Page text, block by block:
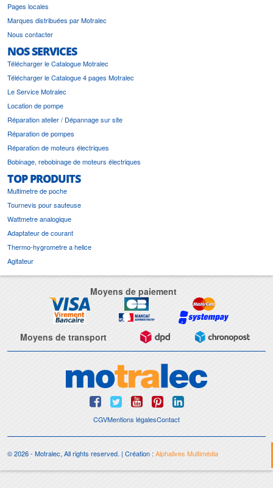
Pages locales
Marques distribuées par Motralec
Nous contacter
NOS SERVICES
Télécharger le Catalogue Motralec
Télécharger le Catalogue 4 pages Motralec
Le Service Motralec
Location de pompe
Réparation atelier / Dépannage sur site
Réparation de pompes
Réparation de moteurs électriques
Bobinage, rebobinage de moteurs électriques
TOP PRODUITS
Multimetre de poche
Tournevis pour sauteuse
Wattmetre analogique
Adaptateur de courant
Thermo-hygrometre a helice
Agitateur
Moyens de paiement
Moyens de transport
CGVMentions légalesContact
© 2026 - Motralec, All rights reserved. | Création :Alphalives Multimédia